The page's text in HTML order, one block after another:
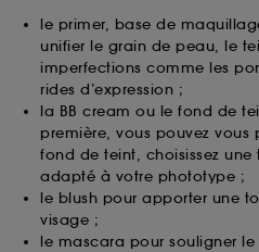
le primer, base de
unifier le grain de peau, le
imperfections comme les
rides d’expression ;
la BB cream ou le fond de
première, vous pouvez vous
fond de teint, choisissez une
adapté à votre phototype ;
le blush pour apporter une
visage ;
le mascara pour souligner le